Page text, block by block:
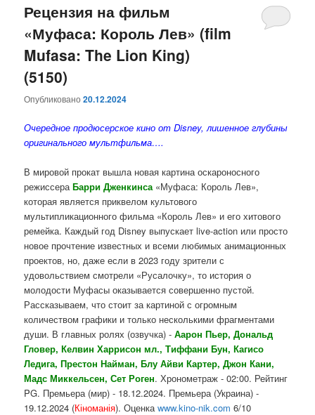
основному
содержимому
дополнительному
содержимому
Рецензия на фильм
«Муфаса: Король Лев» (film
Mufasa: The Lion King)
(5150)
Опубликовано20.12.2024
Очередное продюсерское кино от Disney, лишенное глубины
оригинального мультфильма….
В мировой прокат вышла новая картина оскароносного
режиссераБарри Дженкинса«Муфаса: Король Лев»,
которая является приквелом культового
мультипликационного фильма «Король Лев» и его хитового
ремейка. Каждый год Disney выпускает live-action или просто
новое прочтение известных и всеми любимых анимационных
проектов, но, даже если в 2023 году зрители с
удовольствием смотрели «Русалочку», то история о
молодости Муфасы оказывается совершенно пустой.
Рассказываем, что стоит за картиной с огромным
количеством графики и только несколькими фрагментами
души. В главных ролях (озвучка) -Аарон Пьер, Дональд
Гловер, Келвин Харрисон мл., Тиффани Бун, Кагисо
Ледига, Престон Найман, Блу Айви Картер, Джон Кани,
Мадс Миккельсен, Сет Роген. Хронометраж - 02:00. Рейтинг
PG. Премьера (мир) - 18.12.2024. Премьера (Украина) -
19.12.2024 (Кіноманія). Оценкаwww.kino-nik.com 6/10